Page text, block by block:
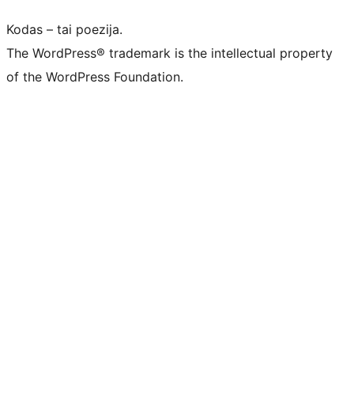
Kodas – tai poezija.
The WordPress® trademark is the intellectual property
of the WordPress Foundation.